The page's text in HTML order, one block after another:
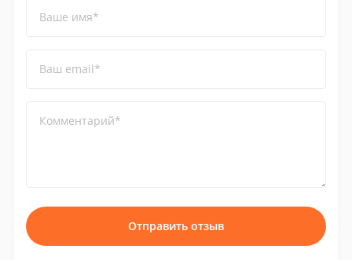
Ваше имя*
Ваш email*
Комментарий*
Отправить отзыв